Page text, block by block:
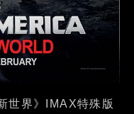
世界》IMAX特殊版